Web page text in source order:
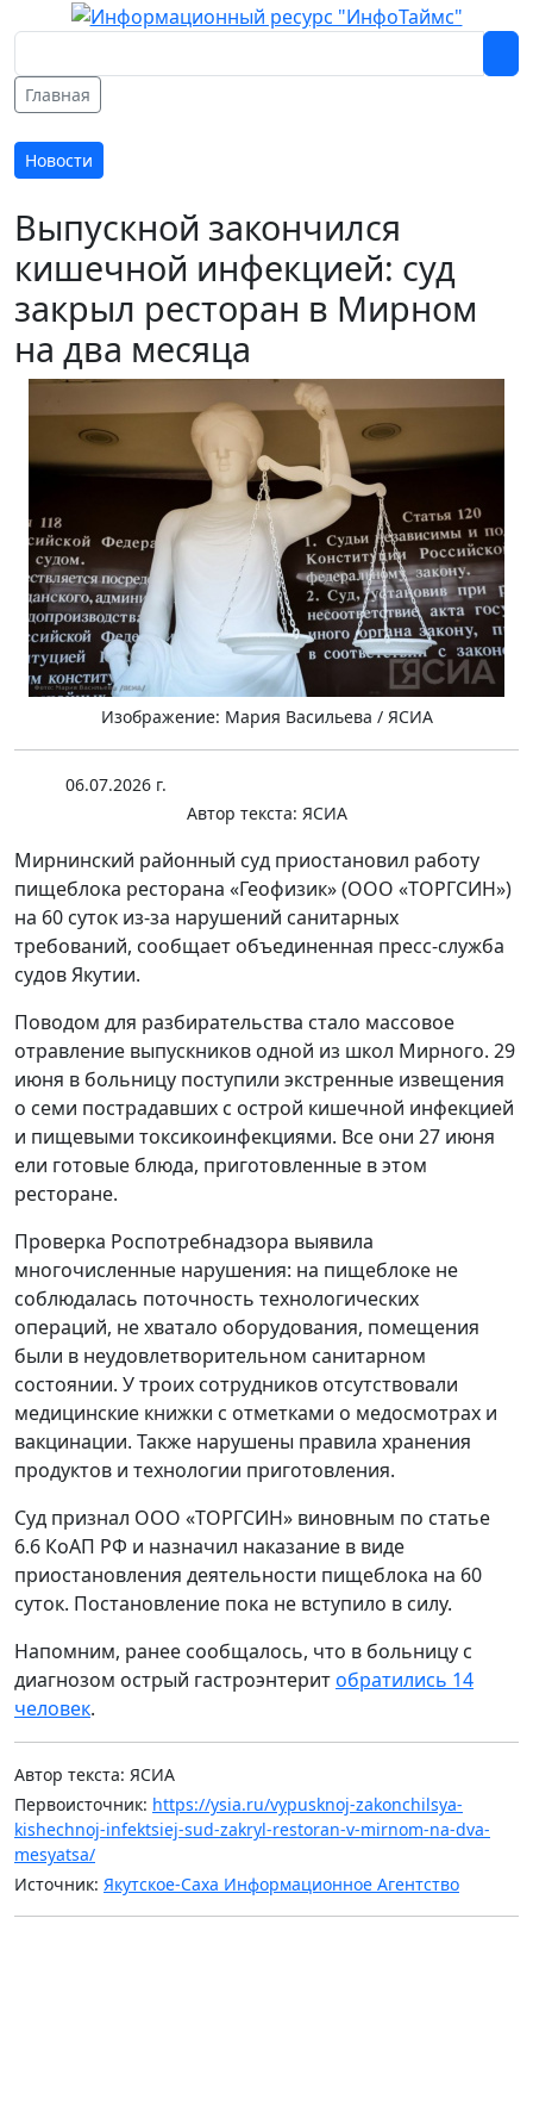
Главная
Новости
Выпускной закончился
кишечной инфекцией: суд
закрыл ресторан в Мирном
на два месяца
Изображение: Мария Васильева / ЯСИА
06.07.2026 г.
Автор текста: ЯСИА
Мирнинский районный суд приостановил работу
пищеблока ресторана «Геофизик» (ООО «ТОРГСИН»)
на 60 суток из-за нарушений санитарных
требований, сообщает объединенная пресс-служба
судов Якутии.
Поводом для разбирательства стало массовое
отравление выпускников одной из школ Мирного. 29
июня в больницу поступили экстренные извещения
о семи пострадавших с острой кишечной инфекцией
и пищевыми токсикоинфекциями. Все они 27 июня
ели готовые блюда, приготовленные в этом
ресторане.
Проверка Роспотребнадзора выявила
многочисленные нарушения: на пищеблоке не
соблюдалась поточность технологических
операций, не хватало оборудования, помещения
были в неудовлетворительном санитарном
состоянии. У троих сотрудников отсутствовали
медицинские книжки с отметками о медосмотрах и
вакцинации. Также нарушены правила хранения
продуктов и технологии приготовления.
Суд признал ООО «ТОРГСИН» виновным по статье
6.6 КоАП РФ и назначил наказание в виде
приостановления деятельности пищеблока на 60
суток. Постановление пока не вступило в силу.
Напомним, ранее сообщалось, что в больницу с
диагнозом острый гастроэнтеритобратились 14
человек.
Автор текста: ЯСИА
Первоисточник: https://ysia.ru/vypusknoj-zakonchilsya-
kishechnoj-infektsiej-sud-zakryl-restoran-v-mirnom-na-dva-
mesyatsa/
Источник: Якутское-Саха Информационное Агентство